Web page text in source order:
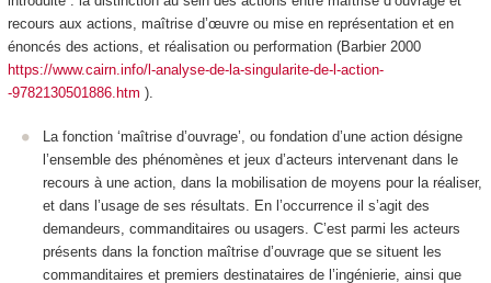
recours aux actions, maîtrise d’œuvreou mise en représentation et en
énoncés des actions, et réalisationou performation (Barbier 2000
https://www.cairn.info/l-analyse-de-la-singularite-de-l-action-
-9782130501886.htm ).
La fonction ‘maîtrise d’ouvrage’, ou fondation d’une action désigne
l’ensemble des phénomènes et jeux d’acteurs intervenant dans le
recours à une action, dans la mobilisation de moyens pour la réaliser,
et dans l’usage de ses résultats. En l’occurrence il s’agit des
demandeurs, commanditaires ou usagers. C’est parmi les acteurs
présents dans la fonction maîtrise d’ouvrage que se situent les
commanditaires et premiers destinataires de l’ingénierie, ainsi que